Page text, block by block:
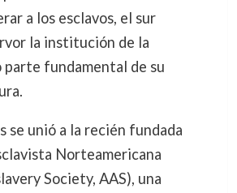
a los esclavos, el sur
la institución de la
parte fundamental de su
se unió a la recién fundada
Norteamericana
Society, AAS), una